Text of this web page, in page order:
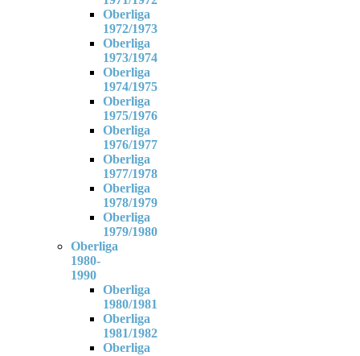
Oberliga
1972/1973
Oberliga
1973/1974
Oberliga
1974/1975
Oberliga
1975/1976
Oberliga
1976/1977
Oberliga
1977/1978
Oberliga
1978/1979
Oberliga
1979/1980
Oberliga
1980-
1990
Oberliga
1980/1981
Oberliga
1981/1982
Oberliga